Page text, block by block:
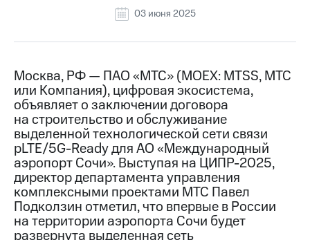
Руководство
Контакты
Медиа-центр
Пресс-
релизы
МТС
о технологиях
Достижения
Интервью
о технологиях 03 июня 2025
Москва, РФ — ПАО «МТС» (MOEX: MTSS, МТС
или Компания), цифровая экосистема,
объявляет о заключении договора
на строительство и обслуживание
выделенной технологической сети связи
pLTE/5G-Ready для АО «Международный
аэропорт Сочи». Выступая на ЦИПР-2025,
директор департамента управления
комплексными проектами МТС Павел
Подколзин отметил, что впервые в России
на территории аэропорта Сочи будет
развернута выделенная сеть